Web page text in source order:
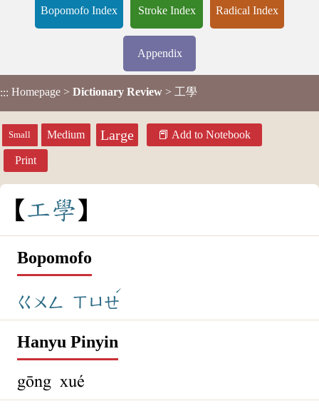
Bopomofo Index Stroke Index Radical Index
Appendix
::: Homepage > Dictionary Review > 工學
Small Medium Large Add to Notebook
Print
工學
Bopomofo
ㄍㄨㄥ ㄒㄩㄝ
ˊ
Hanyu Pinyin
gōng xué